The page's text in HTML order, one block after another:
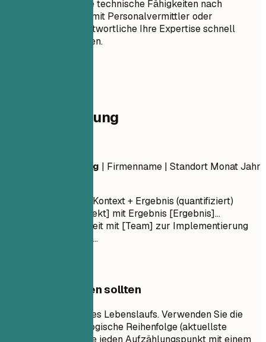
Gruppieren Sie technische Fähigkeiten nach
Kategorien, damit Personalvermittler oder
Personalverantwortliche Ihre Expertise schnell
erfassen können.
Berufserfahrung
Berufsbezeichnung | Firmenname | Standort Monat Jahr
Aktionsverb + Kontext + Ergebnis (quantifiziert)
Geleitete [Projekt] mit Ergebnis [Ergebnis]...
Zusammenarbeit mit [Team] zur Implementierung
von [Funktion]...
Worauf Sie achten sollten
Dies ist der Kern Ihres Lebenslaufs. Verwenden Sie die
umgekehrt-chronologische Reihenfolge (aktuellste
zuerst). Beginnen Sie jeden Aufzählungspunkt mit einem